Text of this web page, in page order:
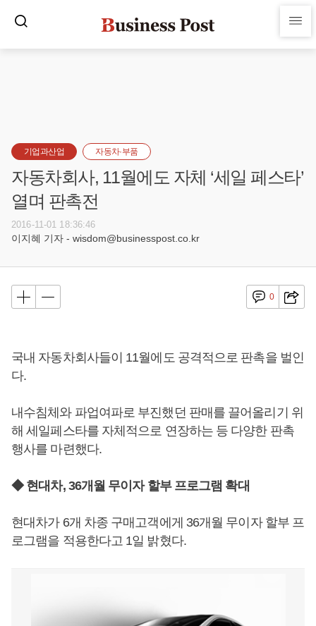
기업과산업 자동차·부품
자동차회사, 11월에도 자체 ‘세일 페스타’
열며 판촉전
2016-11-01 18:36:46
이지혜 기자 - wisdom@businesspost.co.kr
0
국내 자동차회사들이 11월에도 공격적으로 판촉을 벌인
다.
내수침체와 파업여파로 부진했던 판매를 끌어올리기 위
해 세일페스타를 자체적으로 연장하는 등 다양한 판촉
행사를 마련했다.
◆ 현대차, 36개월 무이자 할부 프로그램 확대
현대차가 6개 차종 구매고객에게 36개월 무이자 할부 프
로그램을 적용한다고 1일 밝혔다.